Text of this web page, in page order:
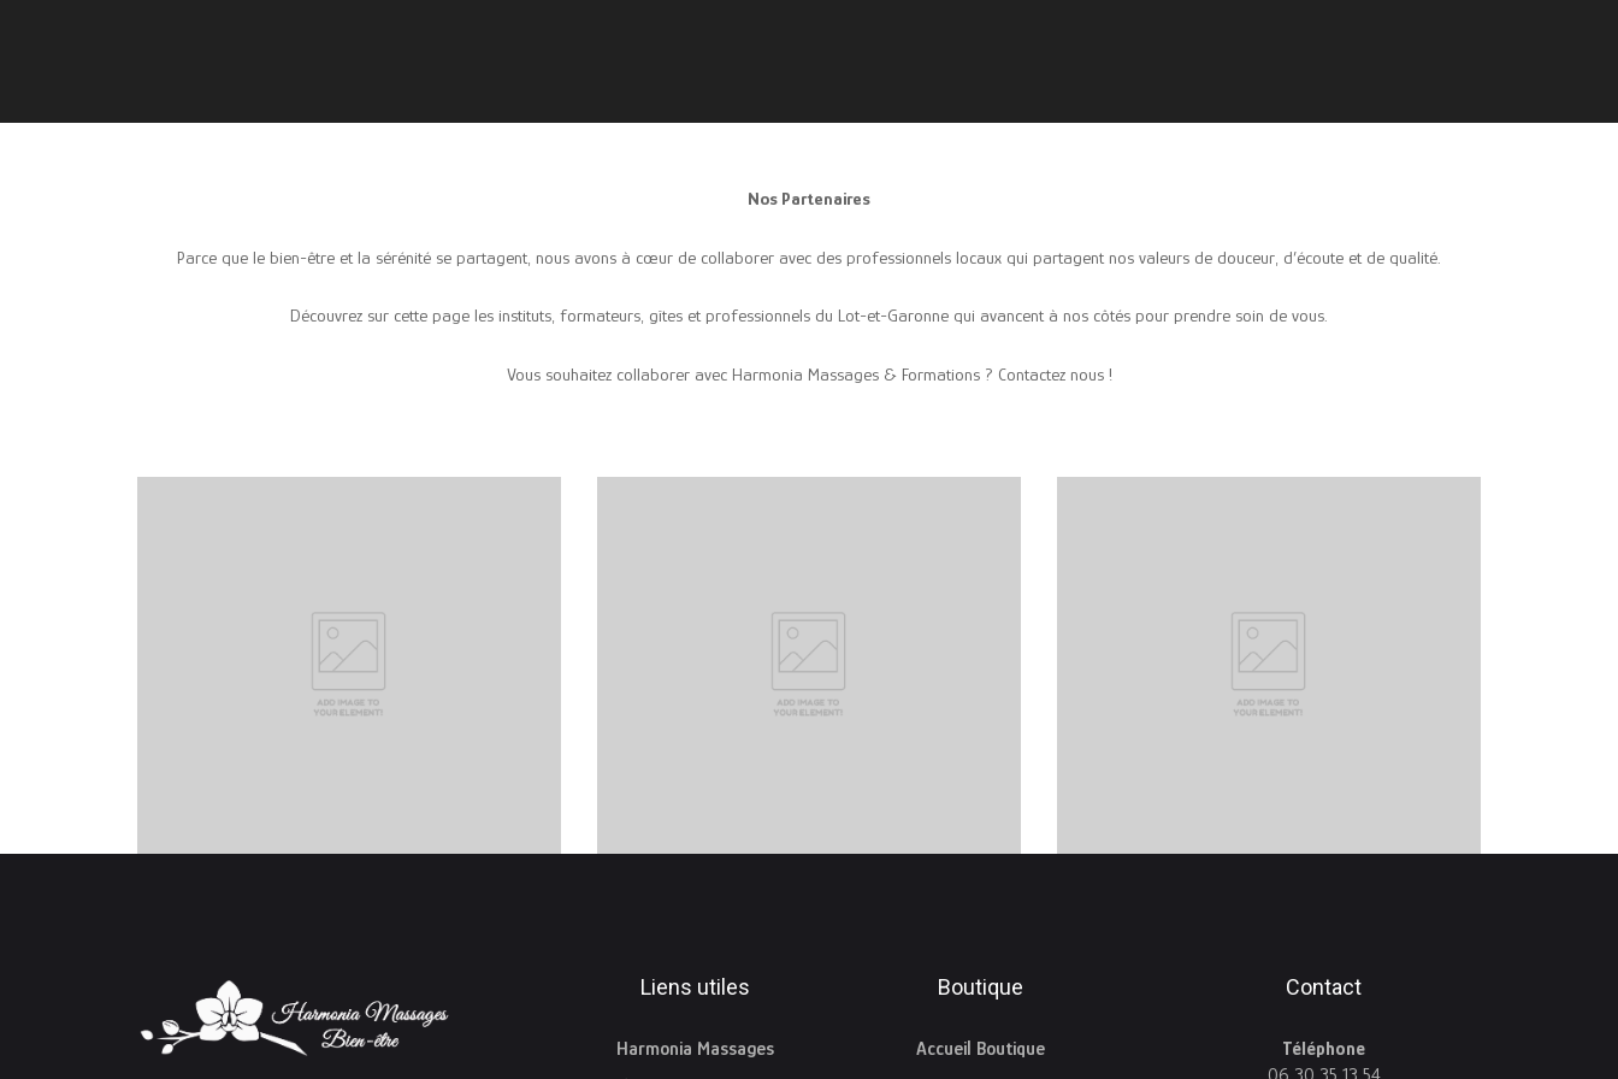
Nos Partenaires
Parce que le bien-être et la sérénité se partagent, nous avons à cœur de collaborer avec des professionnels locaux qui partagent nos valeurs de douceur, d’écoute et de qualité.
Découvrez sur cette page les instituts, formateurs, gîtes et professionnels du Lot-et-Garonne qui avancent à nos côtés pour prendre soin de vous.
Vous souhaitez collaborer avec Harmonia Massages & Formations ? Contactez nous !
Liens utiles
Harmonia Massages
Boutique
Accueil Boutique
Contact
Téléphone